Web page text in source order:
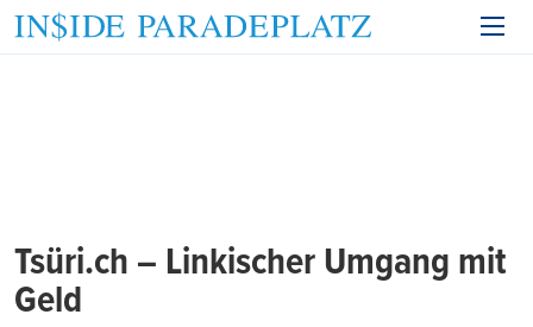
Tsüri.ch – Linkischer Umgang mit
Geld